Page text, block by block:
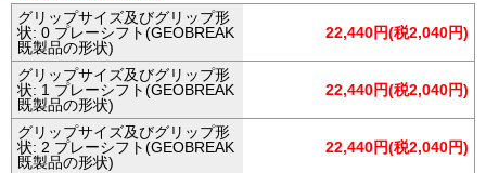
グリップサイズ及びグリップ形
状: 0 プレーシフト(GEOBREAK
既製品の形状)
22,440円(税2,040円)
グリップサイズ及びグリップ形
状: 1 プレーシフト(GEOBREAK
既製品の形状)
22,440円(税2,040円)
グリップサイズ及びグリップ形
状: 2 プレーシフト(GEOBREAK
既製品の形状)
22,440円(税2,040円)